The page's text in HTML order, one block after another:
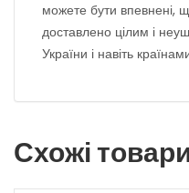
можете бути впевнені,
доставлено цілим і
України і навіть
Схожі